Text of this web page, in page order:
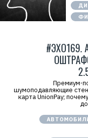
#ЭХО169.
Премиум-
шумоподавляющие
карта UnionPay;